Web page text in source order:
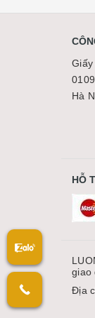
Hà
HỖ
giao
Địa